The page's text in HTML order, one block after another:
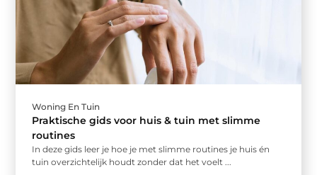
Woning En Tuin
Praktische gids voor huis & tuin met slimme
routines
In deze gids leer je hoe je met slimme routines je huis én
tuin overzichtelijk houdt zonder dat het voelt ...